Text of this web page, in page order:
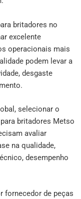
britadores no
excelente
operacionais mais
podem levar a
desgaste
selecionar o
britadores Metso
avaliar
na qualidade,
desempenho
fornecedor de peças